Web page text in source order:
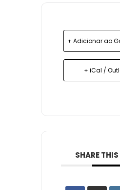
+ Adicionar ao
+ iCal /
SHARE